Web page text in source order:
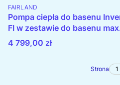
PRODUCENT
FAIRLAND
Pompa ciepła do basenu
FI w zestawie do basenu
Cena
4 799,00 zł
Strona